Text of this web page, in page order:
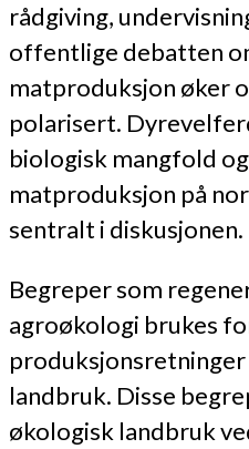
rådgiving,
offentlige debatten
matproduksjon øker
polarisert.
biologisk mangfold
matproduksjon på
sentralt i diskusjonen.
Begreper som
agroøkologi brukes
landbruk. Disse
økologisk landbruk